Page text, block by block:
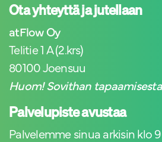
Ota yhteyttä ja jutellaan
atFlow Oy
Telitie 1 A (2.krs)
80100 Joensuu
Huom! Sovithan
Palvelupiste avustaa
Palvelemme sinua arkisin klo